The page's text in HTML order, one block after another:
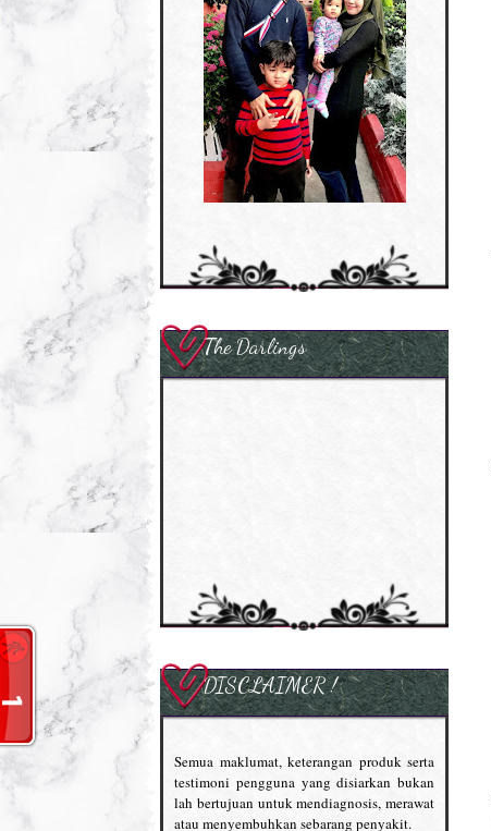
The Darlings
DISCLAIMER !
Semua maklumat, keterangan produk serta
testimoni pengguna yang disiarkan bukan
lah bertujuan untuk mendiagnosis, merawat
atau menyembuhkan sebarang penyakit.